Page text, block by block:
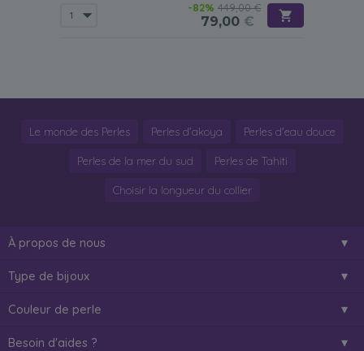
-82% 449,00 €
79,00 €
Le monde des Perles Perles d'akoya Perles d'eau douce
Perles de la mer du sud Perles de Tahiti
Choisir la longueur du collier
À propos de nous
Type de bijoux
Couleur de perle
Besoin d'aides ?